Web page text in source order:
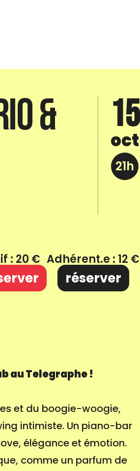
& 15
oct
21h
: 20 € Adhérent.e : 12 €
réserver
au Telegraphe !
et du boogie-woogie,
intimiste. Un piano-bar
élégance et émotion.
comme un parfum de